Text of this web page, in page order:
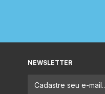
NEWSLETTER